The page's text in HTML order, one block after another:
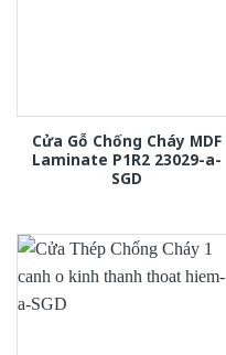
Cửa Gỗ Chống Cháy MDF
Laminate P1R2 23029-a-
SGD